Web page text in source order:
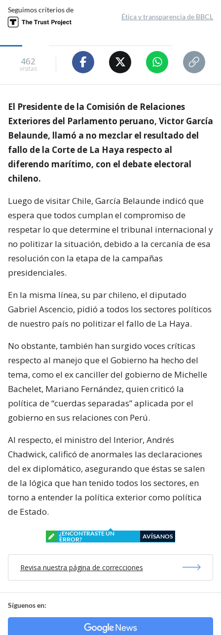
Seguimos criterios de
Ética y transparencia de BBCL
462
visitas
El Presidente de la Comisión de Relaciones
Exteriores del Parlamento peruano, Victor García
Belaunde, llamó a no mezclar el resultado del
fallo de la Corte de La Haya respecto al
diferendo marítimo, con el debate electoral
chileno.
Luego de visitar Chile, García Belaunde indicó que
espera que todos cumplan el compromiso de
respetar lo que determine el tribunal internacional y
no politizar la situación, debido a la cercanía de esa
resolución con la etapa de la campañas
presidenciales.
En la misma línea, su par chileno, el diputado
Gabriel Ascencio, pidió a todos los sectores políticos
de nuestro país no politizar el fallo de La Haya.
No obstante, también han surgido voces críticas
respecto al manejo que el Gobierno ha hecho del
tema, como el ex canciller del gobierno de Michelle
Bachelet, Mariano Fernández, quien criticó la
política de “cuerdas separadas” aplicada por el
gobierno en sus relaciones con Perú.
Al respecto, el ministro del Interior, Andrés
Chadwick, calificó de anormales las declaraciones
del ex diplomático, asegurando que éstas se salen
de la lógica que han tenido todos los sectores, en
torno a entender la política exterior como política
de Estado.
¿ENCONTRASTE UN
ERROR?
AVÍSANOS
Revisa nuestra página de correcciones
Síguenos en: